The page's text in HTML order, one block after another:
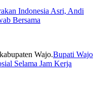
Indonesia Asri, Andi
Bersama
Bupati Wajo
Selama Jam Kerja